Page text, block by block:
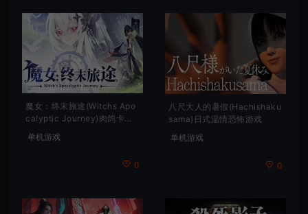
魔女：终末旅途(Witchs Apo
calyptic Journey)肉鸽卡牌
策略游戏
单机游戏
0
八尺大人的暑假(Hachishaku
sama)日式温情恐怖游戏
单机游戏
0